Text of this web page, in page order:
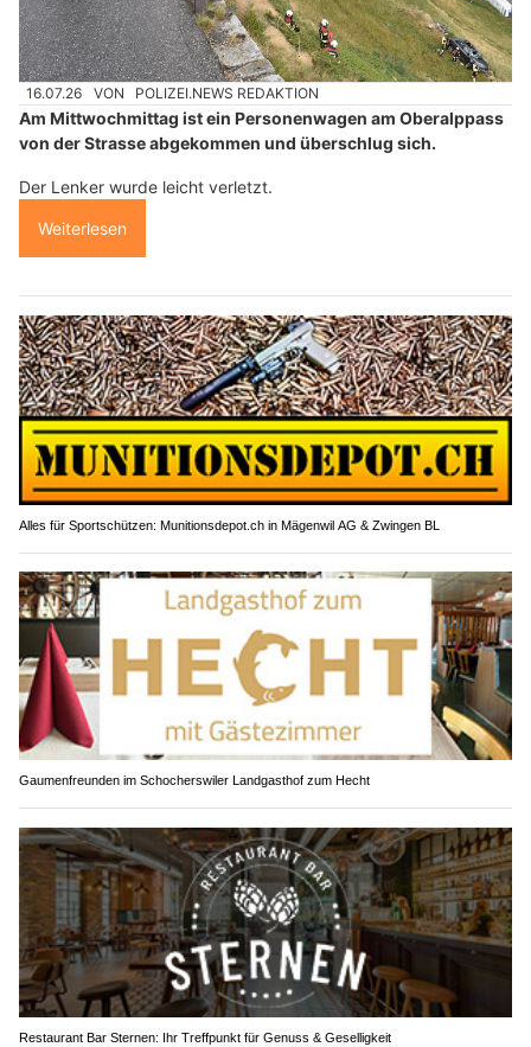
16.07.26 VON POLIZEI.NEWS REDAKTION
Am Mittwochmittag ist ein Personenwagen am Oberalppass
von der Strasse abgekommen und überschlug sich.
Der Lenker wurde leicht verletzt.
Weiterlesen
Alles für Sportschützen: Munitionsdepot.ch in Mägenwil AG & Zwingen BL
Gaumenfreunden im Schocherswiler Landgasthof zum Hecht
Restaurant Bar Sternen: Ihr Treffpunkt für Genuss & Geselligkeit